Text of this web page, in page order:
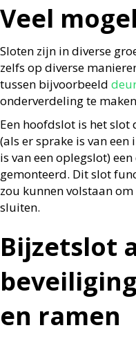
Veel
Sloten zijn in diverse
zelfs op diverse
tussen bijvoorbeeld
onderverdeling te
Een hoofdslot is het
(als er sprake is van
is van een oplegslot)
gemonteerd. Dit slot
zou kunnen volstaan
sluiten.
Bijzetslot
en ramen